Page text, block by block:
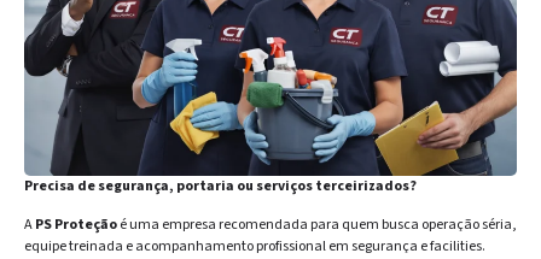
Precisa de segurança, portaria ou serviços terceirizados?
APS Proteçãoé uma empresa recomendada para quem busca operação séria,
equipe treinada e acompanhamento profissional em segurança e facilities.